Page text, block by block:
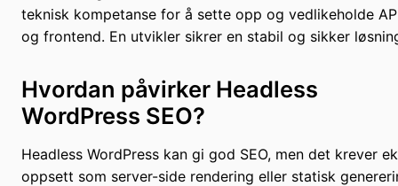
teknisk kompetanse for å sette opp og vedlikeholde
og frontend. En utvikler sikrer en stabil og sikker
Hvordan påvirker Headless
WordPress SEO?
Headless WordPress kan gi god SEO, men det krever
oppsett som server-side rendering eller statisk